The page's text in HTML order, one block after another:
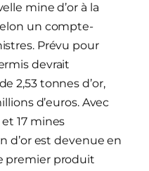
mine d’or à la
un compte-
Prévu pour
devrait
2,53 tonnes d’or,
d’euros. Avec
17 mines
d’or est devenue en
premier produit